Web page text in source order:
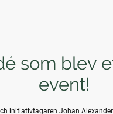
som blev
event!
initiativtagaren Johan